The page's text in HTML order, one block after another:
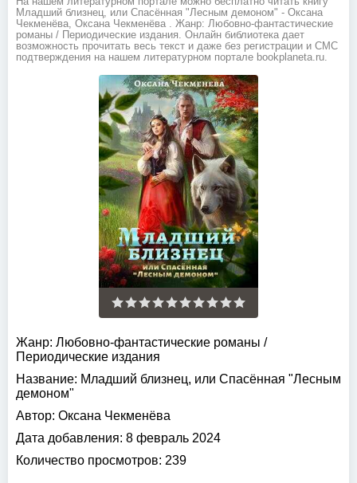
Младший близнец, или Спасённая "Лесным демоном" - Оксана
Чекменёва, Оксана Чекменёва . Жанр: Любовно-фантастические
романы / Периодические издания. Онлайн библиотека дает
возможность прочитать весь текст и даже без регистрации и СМС
подтверждения на нашем литературном портале bookplaneta.ru.
Жанр: Любовно-фантастические романы /
Периодические издания
Название: Младший близнец, или Спасённая "Лесным
демоном"
Автор: Оксана Чекменёва
Дата добавления: 8 февраль 2024
Количество просмотров: 239